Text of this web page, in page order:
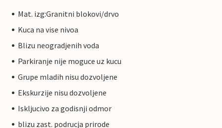
Mat. izg:Granitni blokovi/drvo
Kuca na vise nivoa
Blizu neogradjenih voda
Parkiranje nije moguce uz kucu
Grupe mladih nisu dozvoljene
Ekskurzije nisu dozvoljene
Iskljucivo za godisnji odmor
blizu zast. podrucja prirode